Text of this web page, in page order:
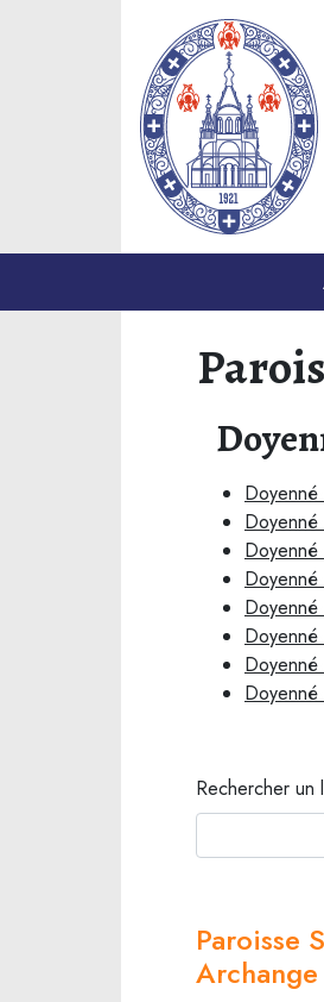
Doyenné
Doyenné
Rechercher un
Paroisse
Archange